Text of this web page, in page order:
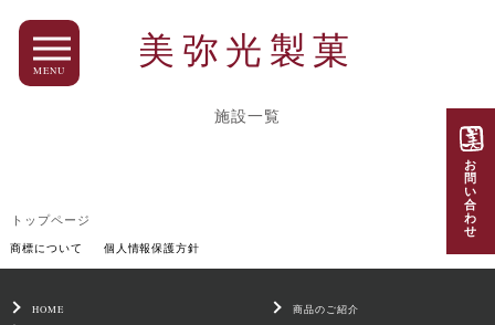
美弥光製菓
MENU
お
問
い
合
わ
せ
施設一覧
トップページ
商標について 個人情報保護方針
HOME
商品のご紹介